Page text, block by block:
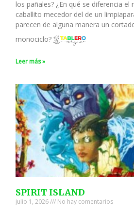
los pañales? ¿En qué se diferencia
caballito mecedor del de un
parecen de alguna manera un
monociclo?
Leer más »
SPIRIT ISLAND
julio 1, 2026 No hay comentarios